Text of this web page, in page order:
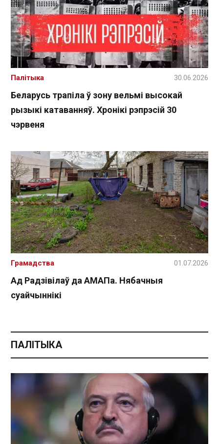
Беларусь трапіла ў зону вельмі высокай
рызыкі катаванняў. Хронікі рэпрэсій 30
чэрвеня
Палітыка 30.06.2026
Ад Радзівілаў да АМАПа. Нябачныя
суайчыннікі
Грамадства 01.07.2026
ПАЛІТЫКА